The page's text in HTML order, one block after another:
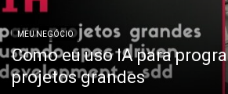
MEU NEGÓCIO
Como eu uso IA para
projetos grandes